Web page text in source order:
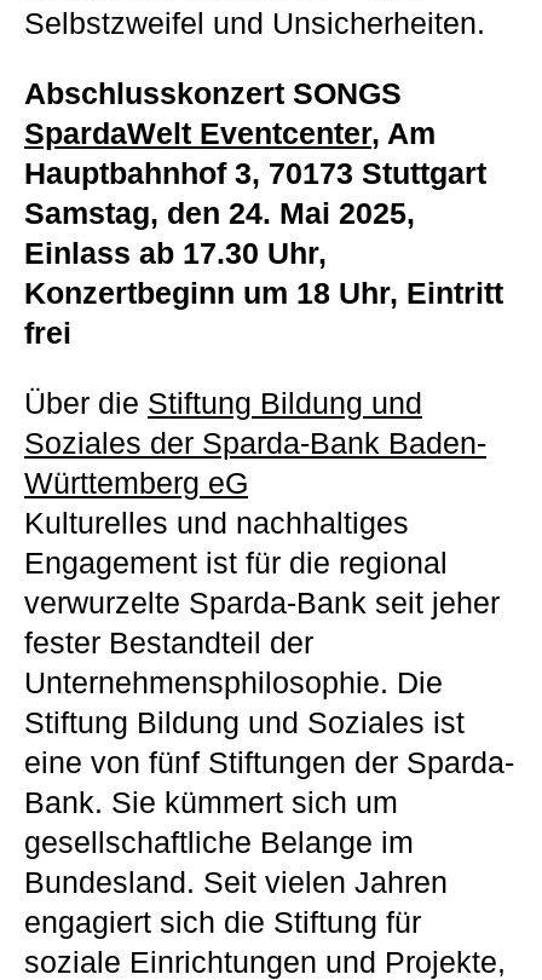
Selbstzweifel und Unsicherheiten.
Abschlusskonzert SONGS
SpardaWelt Eventcenter, Am
Hauptbahnhof 3, 70173 Stuttgart
Samstag, den 24. Mai 2025,
Einlass ab 17.30 Uhr,
Konzertbeginn um 18 Uhr, Eintritt
frei
Über die Stiftung Bildung und
Soziales der Sparda-Bank Baden-
Württemberg eG
Kulturelles und nachhaltiges
Engagement ist für die regional
verwurzelte Sparda-Bank seit jeher
fester Bestandteil der
Unternehmensphilosophie. Die
Stiftung Bildung und Soziales ist
eine von fünf Stiftungen der Sparda-
Bank. Sie kümmert sich um
gesellschaftliche Belange im
Bundesland. Seit vielen Jahren
engagiert sich die Stiftung für
soziale Einrichtungen und Projekte,